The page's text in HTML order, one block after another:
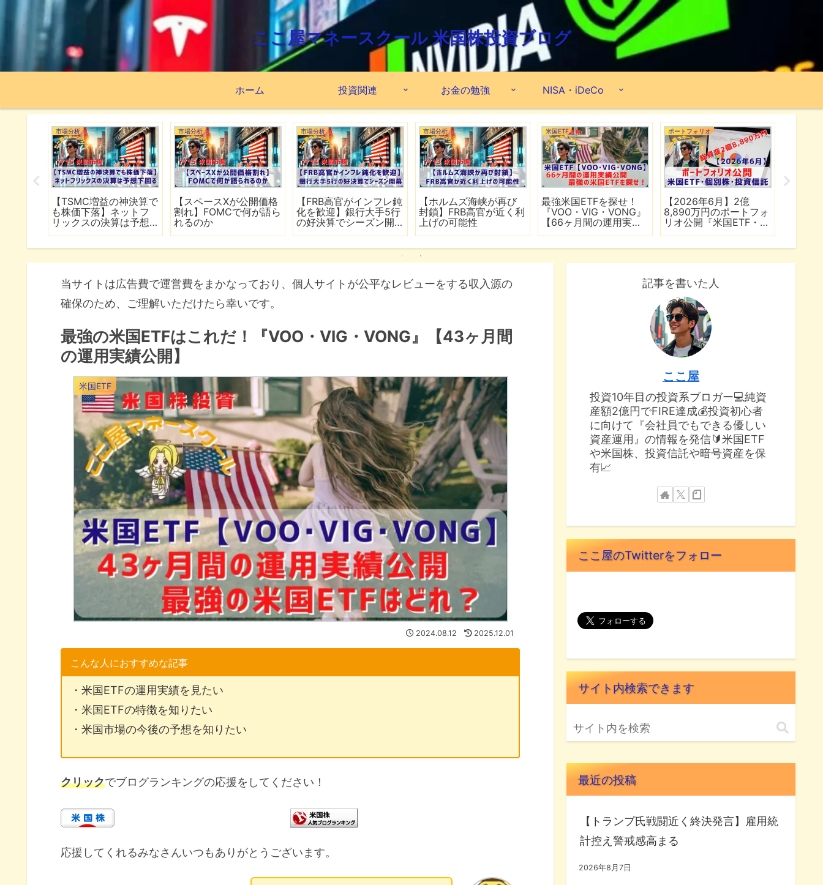
ここ屋マネースクール 米国株投資ブログ
ホーム 投資関連 お金の勉強 NISA・iDeCo
市場分析
【TSMC増益の神決算で
も株価下落】ネットフ
リックスの決算は予想
市場分析
【スペースXが公開価格
割れ】FOMCで何が語ら
れるのか
市場分析
【FRB高官がインフレ鈍
化を歓迎】銀行大手5行
の好決算でシーズン開
市場分析
【ホルムズ海峡が再び
封鎖】FRB高官が近く利
上げの可能性
米国ETF
最強米国ETFを探せ！
『VOO・VIG・VONG』
【66ヶ月間の運用実績
ポートフォリオ
【2026年6月】2億
8,890万円のポートフォ
リオ公開『米国ETF・個
当サイトは広告費で運営費をまかなっており、個人サイトが公平なレビューをする収入源の
確保のため、ご理解いただけたら幸いです。
最強の米国ETFはこれだ！『VOO・VIG・VONG』【43ヶ月間
の運用実績公開】
米国ETF
2024.08.12 2025.12.01
こんな人におすすめな記事
・米国ETFの運用実績を見たい
・米国ETFの特徴を知りたい
・米国市場の今後の予想を知りたい
クリックでブログランキングの応援をしてください！
応援してくれるみなさんいつもありがとうございます。
記事を書いた人
ここ屋
投資10年目の投資系ブロガー💻純資
産額2億円でFIRE達成💰投資初心者
に向けて『会社員でもできる優しい
資産運用』の情報を発信🔰米国ETF
や米国株、投資信託や暗号資産を保
有📈
ここ屋のTwitterをフォロー
サイト内検索できます
最近の投稿
【トランプ氏戦闘近く終決発言】雇用統
計控え警戒感高まる
2026年8月7日